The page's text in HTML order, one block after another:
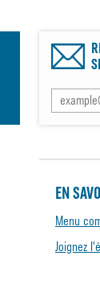
EN
Menu
Joignez